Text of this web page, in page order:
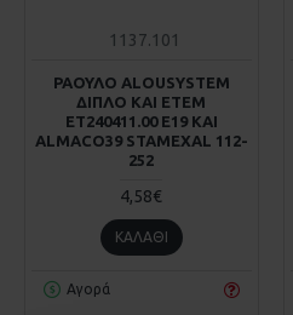
1137.101
ΡΑΟΥΛΟ ALOUSYSTEM
ΔΙΠΛΟ KAI ΕΤΕΜ
ΕΤ240411.00 Ε19 KAI
ALMACO39 STAMEXAL 112-
252
4,58€
ΚΑΛΆΘΙ
Αγορά